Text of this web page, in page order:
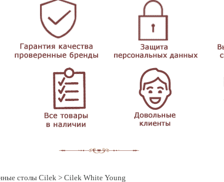
столы Cilek > Cilek White Young